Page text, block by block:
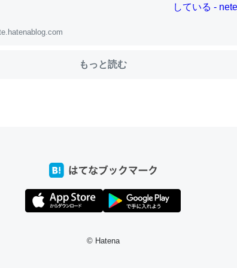
に置いて４年。でたまに覗いてる。ぼちぼちRingも置こうか
でEcho Show 8を設定中でした。PrimeとかSpotifyを支払う
に伸ばす効果があるはず……
もっと読む
© Hatena